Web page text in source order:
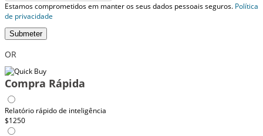
Estamos comprometidos em manter os seus dados pessoais seguros. Política
de privacidade
Submeter
OR
Compra Rápida
Relatório rápido de inteligência
$1250